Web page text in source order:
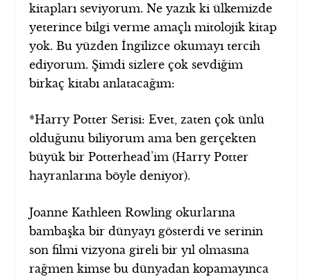
kitapları seviyorum. Ne yazık ki ülkemizde
yeterince bilgi verme amaçlı mitolojik kitap
yok. Bu yüzden İngilizce okumayı tercih
ediyorum. Şimdi sizlere çok sevdiğim
birkaç kitabı anlatacağım:
*Harry Potter Serisi: Evet, zaten çok ünlü
olduğunu biliyorum ama ben gerçekten
büyük bir Potterhead’im (Harry Potter
hayranlarına böyle deniyor).
Joanne Kathleen Rowling okurlarına
bambaşka bir dünyayı gösterdi ve serinin
son filmi vizyona gireli bir yıl olmasına
rağmen kimse bu dünyadan kopamayınca